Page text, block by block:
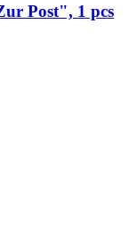
Post", 1 pcs